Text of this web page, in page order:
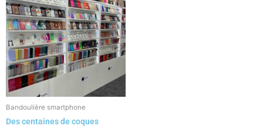
Bandoulière smartphone
Des centaines de coques